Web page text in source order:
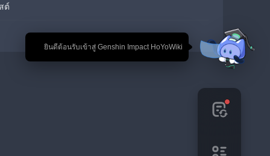
🎉 ยินดีต้อนรับเข้าสู่ Genshin Impact HoYoWiki
ต์